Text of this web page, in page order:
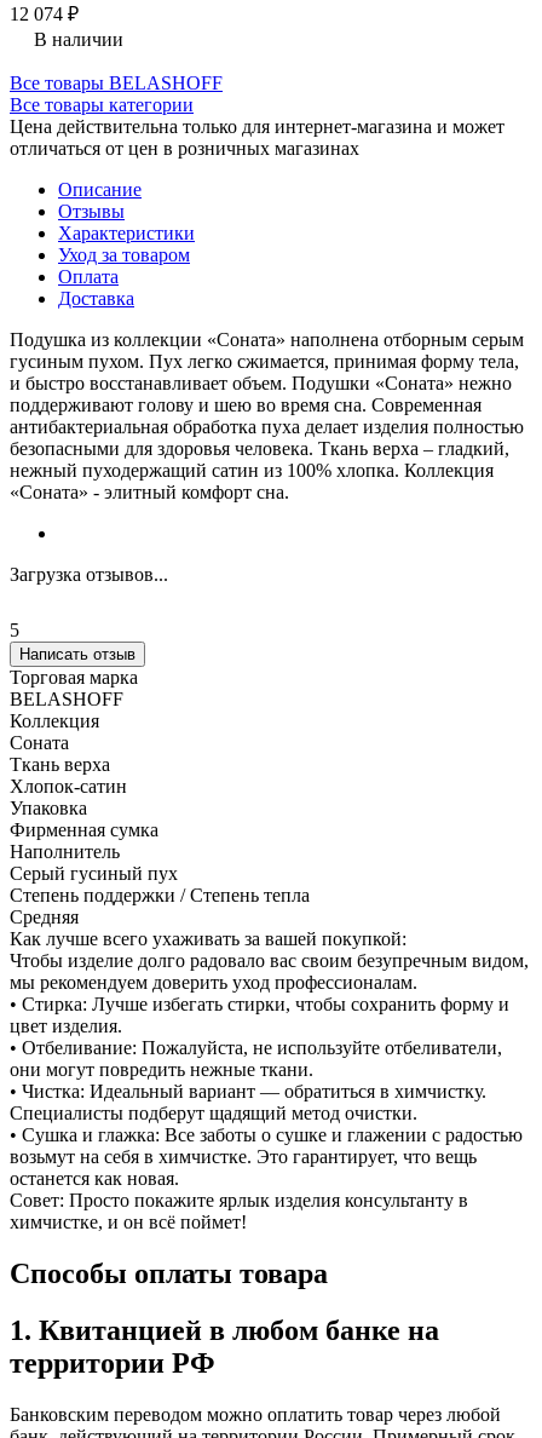
12 074 ₽
В наличии
Все товары BELASHOFF
Все товары категории
Цена действительна только для интернет-магазина и может
отличаться от цен в розничных магазинах
Описание
Отзывы
Характеристики
Уход за товаром
Оплата
Доставка
Подушка из коллекции «Соната» наполнена отборным серым
гусиным пухом. Пух легко сжимается, принимая форму тела,
и быстро восстанавливает объем. Подушки «Соната» нежно
поддерживают голову и шею во время сна. Современная
антибактериальная обработка пуха делает изделия полностью
безопасными для здоровья человека. Ткань верха – гладкий,
нежный пуходержащий сатин из 100% хлопка. Коллекция
«Соната» - элитный комфорт сна.
Загрузка отзывов...
5
Написать отзыв
Торговая марка
BELASHOFF
Коллекция
Соната
Ткань верха
Хлопок-сатин
Упаковка
Фирменная сумка
Наполнитель
Серый гусиный пух
Степень поддержки / Степень тепла
Средняя
Как лучше всего ухаживать за вашей покупкой:
Чтобы изделие долго радовало вас своим безупречным видом,
мы рекомендуем доверить уход профессионалам.
• Стирка: Лучше избегать стирки, чтобы сохранить форму и
цвет изделия.
• Отбеливание: Пожалуйста, не используйте отбеливатели,
они могут повредить нежные ткани.
• Чистка: Идеальный вариант — обратиться в химчистку.
Специалисты подберут щадящий метод очистки.
• Сушка и глажка: Все заботы о сушке и глажении с радостью
возьмут на себя в химчистке. Это гарантирует, что вещь
останется как новая.
Совет: Просто покажите ярлык изделия консультанту в
химчистке, и он всё поймет!
Способы оплаты товара
1. Квитанцией в любом банке на
территории РФ
Банковским переводом можно оплатить товар через любой